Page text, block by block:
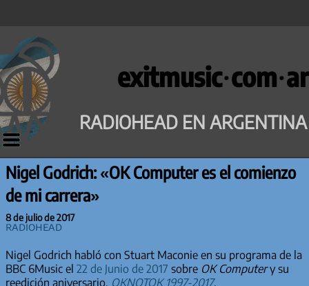
Saltar
al
contenido
exitmusic·com·ar
RADIOHEAD EN ARGENTINA
Nigel Godrich: «OK Computer es el comienzo
de mi carrera»
8 de julio de 2017
Radiohead
Nigel Godrich habló con Stuart Maconie en su programa de la
BBC 6Music el 22 de Junio de 2017 sobre OK Computery su
reedición aniversario, OKNOTOK 1997-2017.